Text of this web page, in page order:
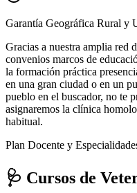
Garantía Geográfica Rural y
Gracias a nuestra amplia red
convenios marcos de
la formación práctica
en una gran ciudad o en un
pueblo en el buscador, no te
asignaremos la clínica
habitual.
Plan Docente y
🩺 Cursos de